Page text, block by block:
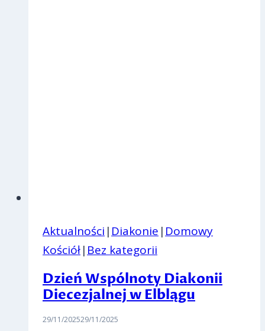
Aktualności | Diakonie | Domowy
Kościół| Bez kategorii
Dzień Wspólnoty Diakonii
Diecezjalnej w Elblągu
29/11/202529/11/2025